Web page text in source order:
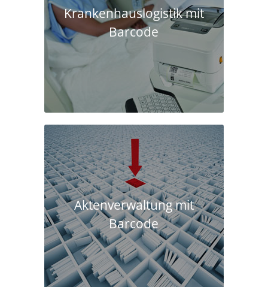
Krankenhaus­logistik mit
Barcode
Aktenverwaltung mit
Barcode